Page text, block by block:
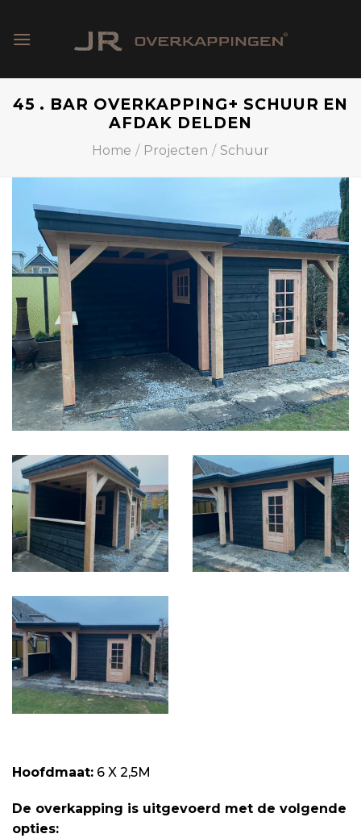
content
45 . BAR OVERKAPPING+ SCHUUR EN
AFDAK DELDEN
Home / Projecten / Schuur
Hoofdmaat: 6 X 2,5M
De overkapping is uitgevoerd met de volgende
opties: